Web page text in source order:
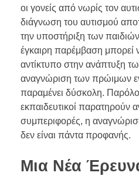
οι γονείς από νωρίς τον
διάγνωση του αυτισμού
την υποστήριξη των
έγκαιρη παρέμβαση μπορεί
αντίκτυπο στην ανάπτυξη
αναγνώριση των πρώιμων
παραμένει δύσκολη. Παρόλο
εκπαιδευτικοί παρατηρούν
συμπεριφορές, η
δεν είναι πάντα προφανής.
Μια Νέα